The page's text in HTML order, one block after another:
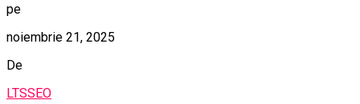
pe
noiembrie 21, 2025
De
LTSSEO